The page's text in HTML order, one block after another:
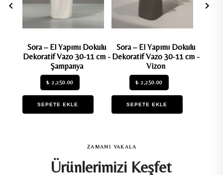
Sora – El Yapımı Dokulu
Dekoratif Vazo 30-11 cm -
Şampanya
₺ 2,250.00
SEPETE EKLE
Sora – El Yapımı Dokulu
Dekoratif Vazo 30-11 cm -
Vizon
₺ 2,250.00
SEPETE EKLE
ZAMANI YAKALA
Ürünlerimizi Keşfet